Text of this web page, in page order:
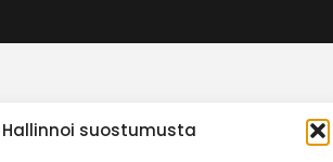
Hallinnoi suostumusta